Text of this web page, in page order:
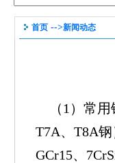
首页 -->新闻动态
（1）常用
T7A、T8A
GCr15、